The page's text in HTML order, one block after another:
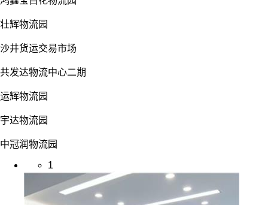
壮辉物流园
沙井货运交易市场
共发达物流中心二期
运辉物流园
宇达物流园
中冠润物流园
1